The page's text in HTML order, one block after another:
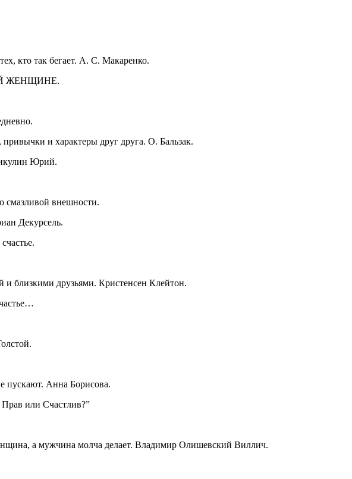
кто так бегает. А. С. Макаренко.
ЖЕНЩИНЕ.
и характеры друг друга. О. Бальзак.
Юрий.
смазливой внешности.
Декурсель.
и близкими друзьями. Кристенсен Клейтон.
пускают. Анна Борисова.
Прав или Счастлив?”
а мужчина молча делает. Владимир Олишевский Виллич.